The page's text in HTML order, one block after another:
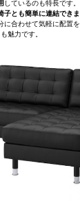
しているのも特長です。
とも簡単に連結できま
に合わせて気軽に配置
も魅力です。